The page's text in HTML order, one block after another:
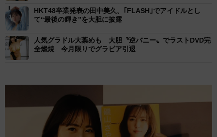
HKT48卒業発表の田中美久、｢FLASH｣でアイドルとし
て“最後の輝き”を大胆に披露
人気グラドル大葉めも 大胆〝逆バニー〟でラストDVD完
全燃焼 今月限りでグラビア引退